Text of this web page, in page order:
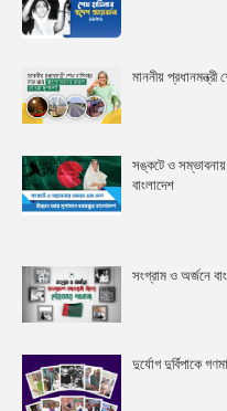
মাননীয়
সঙ্কটে ও
বাংলাদেশ
সংগ্রাম ও অর্জনে
দুর্যোগ দুর্বিপাকে